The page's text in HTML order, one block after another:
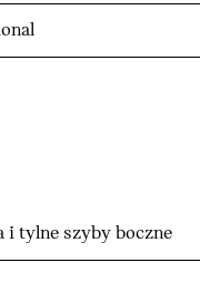
i tylne szyby boczne